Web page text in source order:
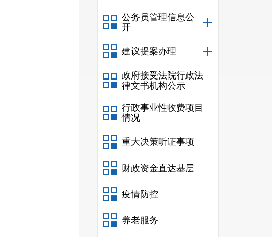
公务员管理信息公
开
建议提案办理
政府接受法院行政法
律文书机构公示
行政事业性收费项目
情况
重大决策听证事项
财政资金直达基层
疫情防控
养老服务